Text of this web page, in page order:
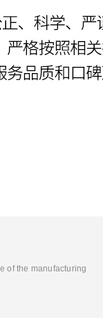
of the manufacturing